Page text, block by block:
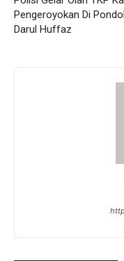
Pengeroyokan Di
Darul Huffaz